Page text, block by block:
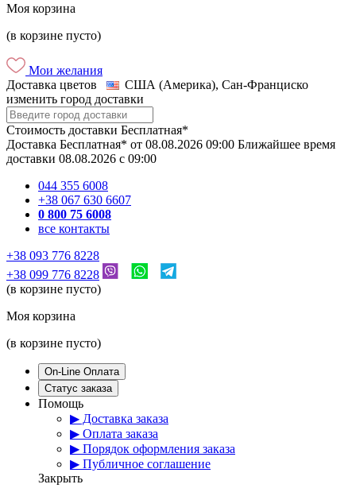
Моя корзина
(в корзине пусто)
Мои желания
Доставка цветов
США (Америка), Сан-Франциско
изменить город доставки
Стоимость доставки Бесплатная*
Доставка Бесплатная* от 08.08.2026 09:00 Ближайшее время
доставки 08.08.2026 c 09:00
044 355 6008
+38 067 630 6607
0 800 75 6008
все контакты
+38 093 776 8228
+38 099 776 8228
(в корзине пусто)
Моя корзина
(в корзине пусто)
On-Line Оплата
Статус заказа
Помощь
▶ Доставка заказа
▶ Оплата заказа
▶ Порядок оформления заказа
▶ Публичное соглашение
Закрыть